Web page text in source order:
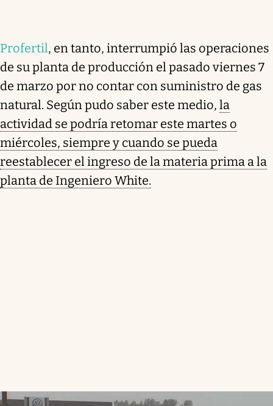
Profertil, en tanto, interrumpió las operaciones
de su planta de producción el pasado viernes 7
de marzo por no contar con suministro de gas
natural. Según pudo saber este medio, la
actividad se podría retomar este martes o
miércoles, siempre y cuando se pueda
reestablecer el ingreso de la materia prima a la
planta de Ingeniero White.